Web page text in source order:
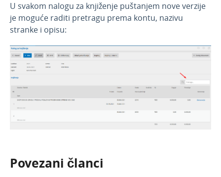
Novembar 2025
Septembar 2025
Jun 2025
April 2025
Mart 2025
Novosti 2023
U svakom nalogu za knjiženje puštanjem nove verzije
je moguće raditi pretragu prema kontu, nazivu
stranke i opisu:
Povezani članci